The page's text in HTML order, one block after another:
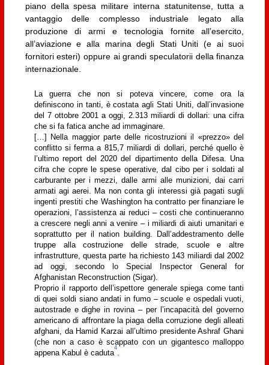
piano della spesa militare interna statunitense, tutta a
vantaggio delle complesso industriale legato alla
produzione di armi e tecnologia fornite all’esercito,
all’aviazione e alla marina degli Stati Uniti (e ai suoi
fornitori esteri) oppure ai grandi speculatorii della finanza
internazionale.
La guerra che non si poteva vincere, come ora la
definiscono in tanti, è costata agli Stati Uniti, dall’invasione
del 7 ottobre 2001 a oggi, 2.313 miliardi di dollari: una cifra
che si fa fatica anche ad immaginare.
[…] Nella maggior parte delle ricostruzioni il «prezzo» del
conflitto si ferma a 815,7 miliardi di dollari, perché quello è
l’ultimo report del 2020 del dipartimento della Difesa. Una
cifra che copre le spese operative, dal cibo per i soldati al
carburante per i mezzi, dalle armi alle munizioni, dai carri
armati agi aerei. Ma non conta gli interessi già pagati sugli
ingenti prestiti che Washington ha contratto per finanziare le
operazioni, l’assistenza ai reduci – costi che continueranno
a crescere negli anni a venire – i miliardi di aiuti umanitari e
soprattutto per il nation building. Dall’addestramento delle
truppe alla costruzione delle strade, scuole e altre
infrastrutture, questa parte ha richiesto 143 miliardi dal 2002
ad oggi, secondo lo Special Inspector General for
Afghanistan Reconstruction (Sigar).
Proprio il rapporto dell’ispettore generale spiega come tanti
di quei soldi siano andati in fumo – scuole e ospedali vuoti,
autostrade e dighe in rovina – per l’incapacità del governo
americano di affrontare la piaga della corruzione degli alleati
afghani, da Hamid Karzai all’ultimo presidente Ashraf Ghani
(che non a caso è scappato con un gigantesco malloppo
appena Kabul è caduta
4
.